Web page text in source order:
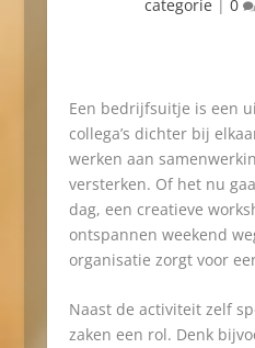
categorie | 0
Een bedrijfsuitje is een
collega’s dichter bij
werken aan
versterken. Of het nu
dag, een creatieve
ontspannen weekend
organisatie zorgt voor
Naast de activiteit zelf
zaken een rol. Denk